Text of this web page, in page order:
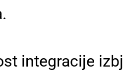
integracije